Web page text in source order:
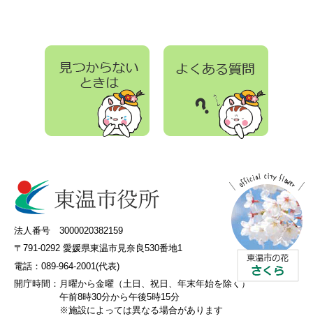
法人番号 3000020382159
〒791-0292 愛媛県東温市見奈良530番地1
電話：089-964-2001(代表)
開庁時間： 月曜から金曜（土日、祝日、年末年始を除く）
午前8時30分から午後5時15分
※施設によっては異なる場合があります